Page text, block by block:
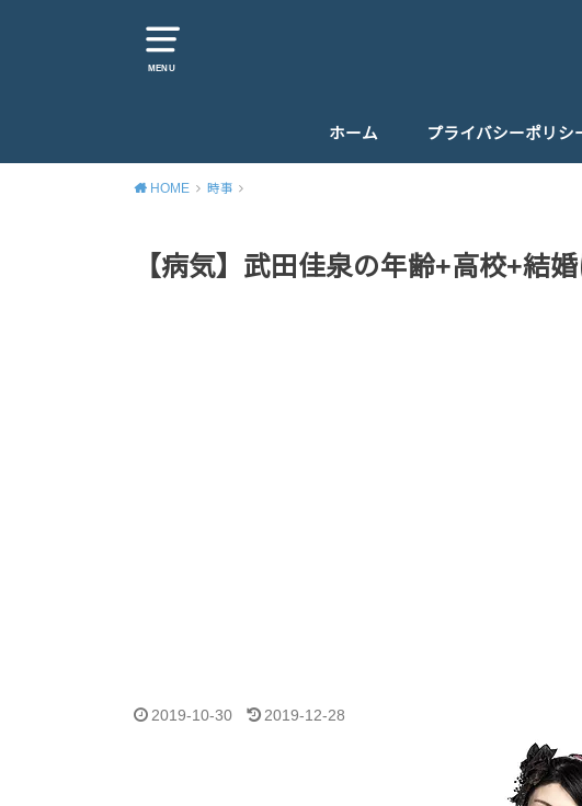
MENU
ホーム プライバシーポリシ
HOME 時事
【病気】武田佳泉の年齢+高校+結
2019-10-30 2019-12-28